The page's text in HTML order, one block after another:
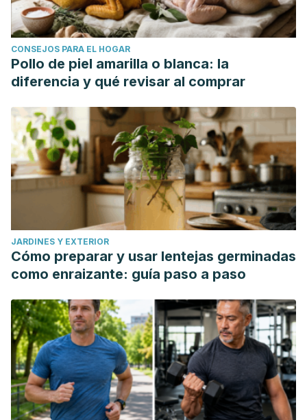
CONSEJOS PARA EL HOGAR
Pollo de piel amarilla o blanca: la
diferencia y qué revisar al comprar
JARDINES Y EXTERIOR
Cómo preparar y usar lentejas germinadas
como enraizante: guía paso a paso